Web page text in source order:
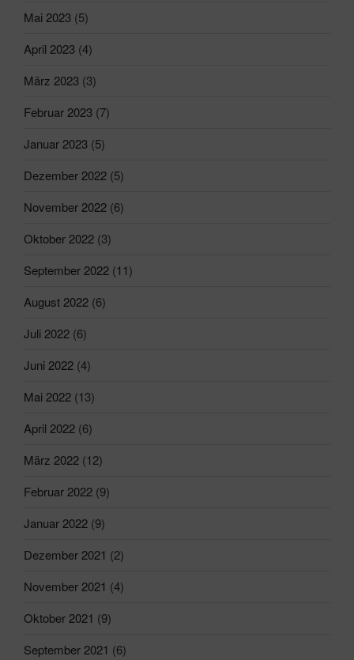
Mai 2023 (5)
April 2023 (4)
März 2023 (3)
Februar 2023 (7)
Januar 2023 (5)
Dezember 2022 (5)
November 2022 (6)
Oktober 2022 (3)
September 2022 (11)
August 2022 (6)
Juli 2022 (6)
Juni 2022 (4)
Mai 2022 (13)
April 2022 (6)
März 2022 (12)
Februar 2022 (9)
Januar 2022 (9)
Dezember 2021 (2)
November 2021 (4)
Oktober 2021 (9)
September 2021 (6)